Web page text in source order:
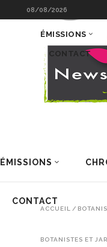
08/08/2026
ÉMISSIONS
CONTACT
ÉMISSIONS
CONTACT
ACCUEIL /
BOTANISTES ET